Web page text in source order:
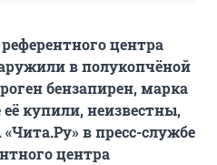
центра
в полукопчёной
бензапирен, марка
купили, неизвестны,
в пресс-службе
центра